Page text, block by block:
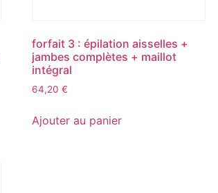
forfait 3 : épilation aisselles +
jambes complètes + maillot
intégral
64,20 €
Ajouter au panier